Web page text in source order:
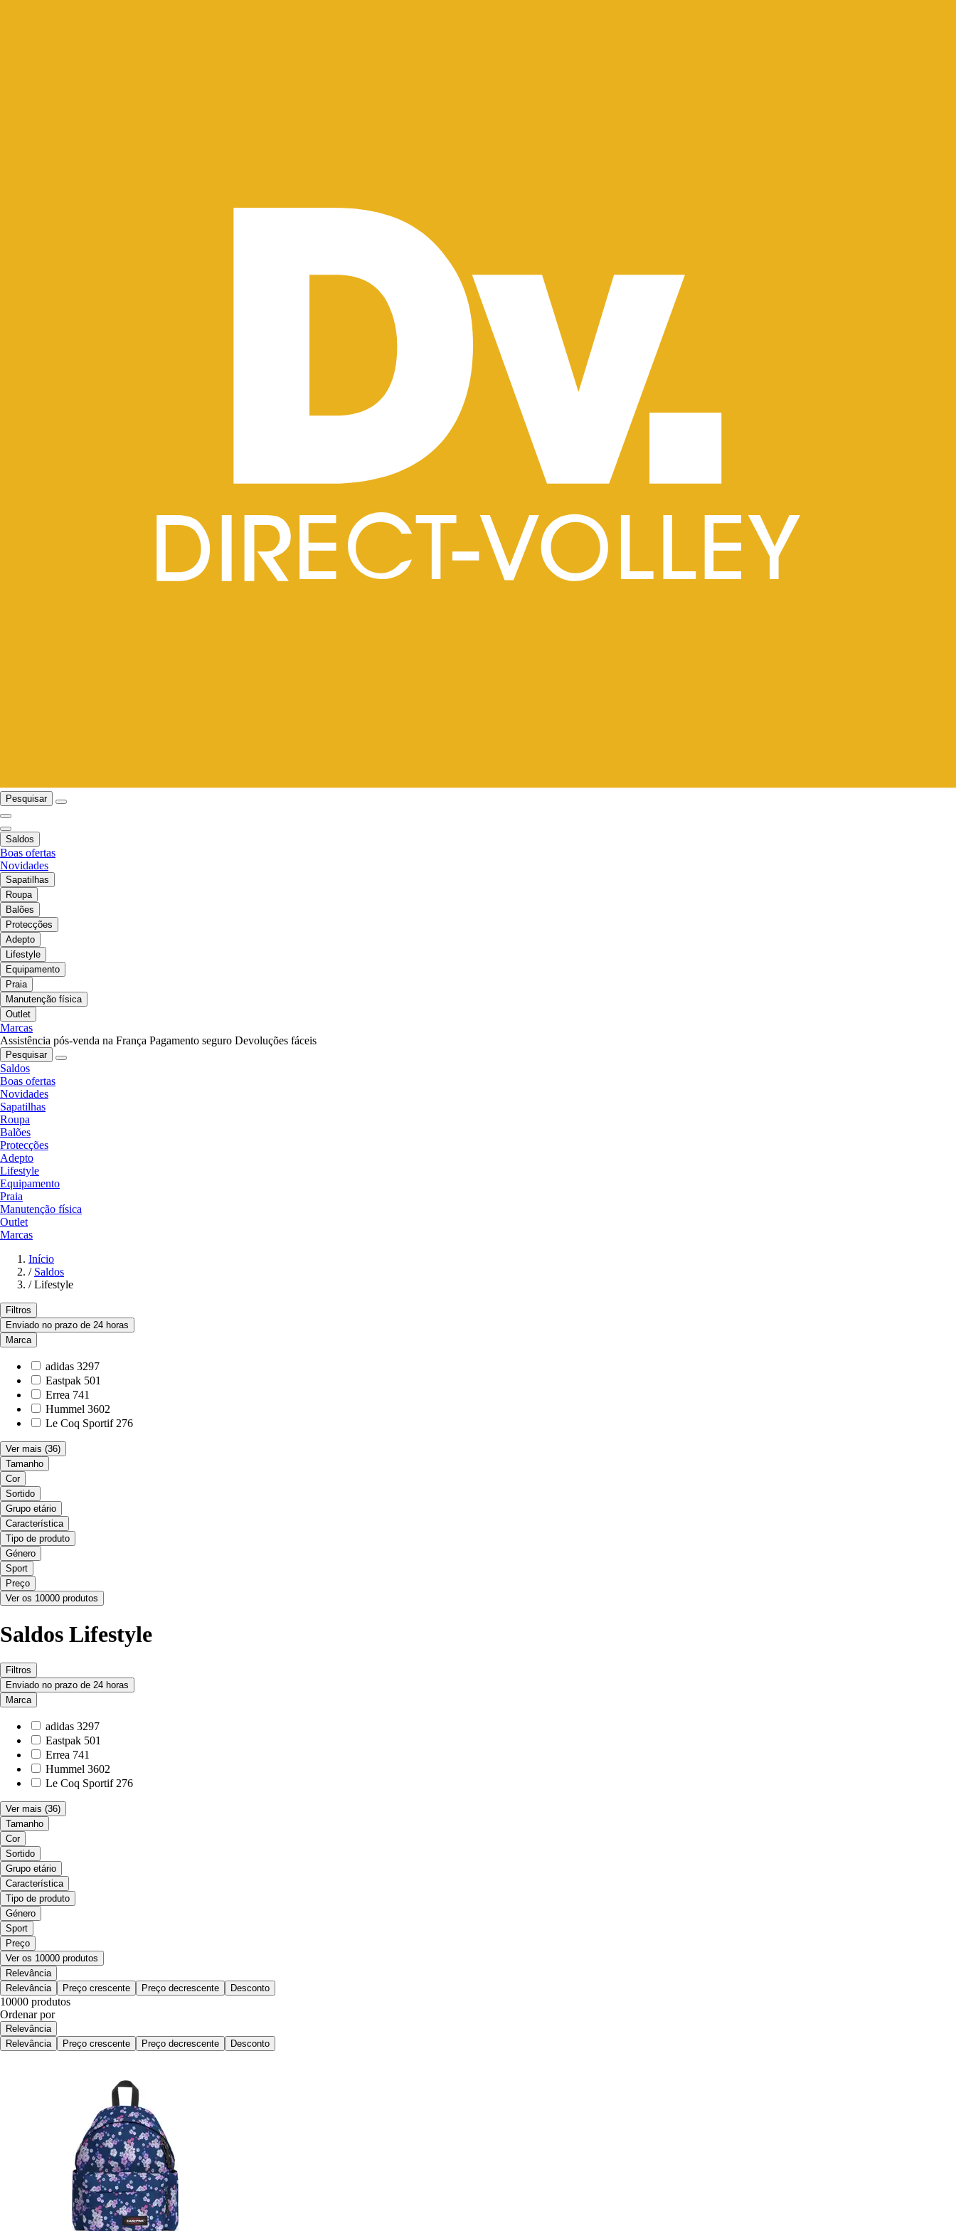
Pesquisar
Saldos
Boas ofertas
Novidades
Sapatilhas
Roupa
Balões
Protecções
Adepto
Lifestyle
Equipamento
Praia
Manutenção física
Outlet
Marcas
Assistência pós-venda na França Pagamento seguro Devoluções fáceis
Pesquisar
Saldos
Boas ofertas
Novidades
Sapatilhas
Roupa
Balões
Protecções
Adepto
Lifestyle
Equipamento
Praia
Manutenção física
Outlet
Marcas
Início
/ Saldos
/ Lifestyle
Filtros
Enviado no prazo de 24 horas
Marca
adidas 3297
Eastpak 501
Errea 741
Hummel 3602
Le Coq Sportif 276
Ver mais (36)
Tamanho
Cor
Sortido
Grupo etário
Característica
Tipo de produto
Género
Sport
Preço
Ver os 10000 produtos
Saldos Lifestyle
Filtros
Enviado no prazo de 24 horas
Marca
adidas 3297
Eastpak 501
Errea 741
Hummel 3602
Le Coq Sportif 276
Ver mais (36)
Tamanho
Cor
Sortido
Grupo etário
Característica
Tipo de produto
Género
Sport
Preço
Ver os 10000 produtos
Relevância
Relevância
Preço crescente Preço decrescente Desconto
10000 produtos
Ordenar por
Relevância
Relevância
Preço crescente Preço decrescente Desconto